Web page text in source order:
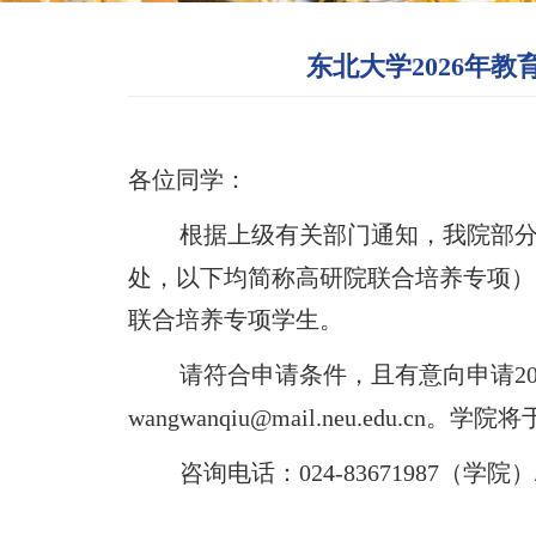
东北大学2026年教
各位同学：
根据上级有关部门通知，我院部
处 ，以下均简称高研院联合培养专项
联合培养专项学生。
请符合申请条件，且有意向申请
wangwanqiu@mail.neu.edu.cn。学院
咨询电话： 024-83671987（学院